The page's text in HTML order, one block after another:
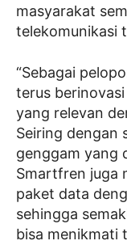
masyarakat
telekomunikasi
“Sebagai
terus
yang relevan
Seiring dengan
genggam yang
Smartfren juga
paket data
sehingga
bisa menikmati